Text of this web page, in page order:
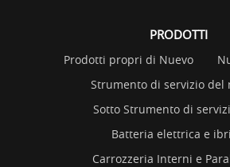
PRODOTTI
Prodotti propri di Nuevo
Strumento di servizio del
Sotto Strumento di
Batteria elettrica e
Carrozzeria Interni e